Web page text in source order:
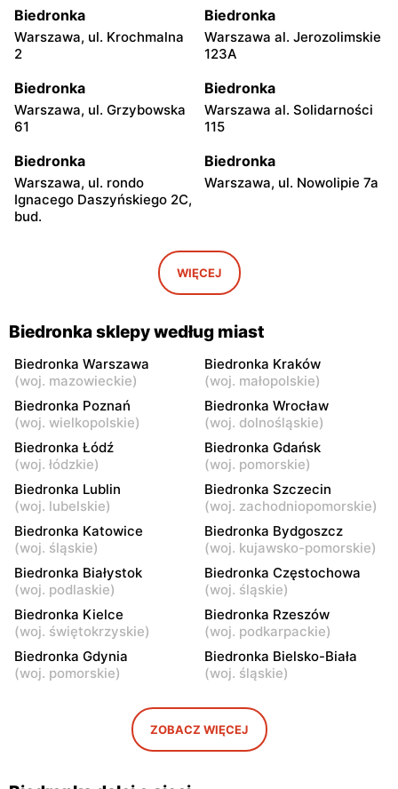
Biedronka
Warszawa, ul. Krochmalna
2
Biedronka
Warszawa al. Jerozolimskie
123A
Biedronka
Warszawa, ul. Grzybowska
61
Biedronka
Warszawa al. Solidarności
115
Biedronka
Warszawa, ul. rondo
Ignacego Daszyńskiego 2C,
bud.
Biedronka
Warszawa, ul. Nowolipie 7a
Warszawa, ul. Ogrodowa 58
Biedronka
Warszawa al. Solidarności
86 88
Biedronka
Warszawa, ul. Dobra 42
Biedronka
Warszawa, ul. Juliana
Ursyna Niemcewicza 8
Biedronka
Warszawa, ul. Solec 24
Biedronka
Warszawa, ul. Juliana
Ursyna Niemcewicza 26
Biedronka
Warszawa, ul.
Bonifraterska 6
Biedronka
Warszawa, ul. Górnośląska
6
Biedronka
Warszawa, ul. Leszno 15
Biedronka
Warszawa, ul. Stanisława
Dubois 5A
Biedronka
Warszawa, ul. Puławska
111b
Biedronka
Warszawa, ul. Dzika 4
Warszawa, ul. Obozowa 16 Warszawa, ul. Targowa 24
11
Biedronka
WIĘCEJ
Biedronka sklepy według miast
Biedronka Warszawa
(woj. mazowieckie)
Biedronka Kraków
(woj. małopolskie)
Biedronka Poznań
(woj. wielkopolskie)
Biedronka Wrocław
(woj. dolnośląskie)
Biedronka Łódź
(woj. łódzkie)
Biedronka Gdańsk
(woj. pomorskie)
Biedronka Lublin
(woj. lubelskie)
Biedronka Szczecin
(woj. zachodniopomorskie)
Biedronka Katowice
(woj. śląskie)
Biedronka Bydgoszcz
(woj. kujawsko-pomorskie)
Biedronka Białystok
(woj. podlaskie)
Biedronka Częstochowa
(woj. śląskie)
Biedronka Kielce
(woj. świętokrzyskie)
Biedronka Rzeszów
(woj. podkarpackie)
Biedronka Gdynia
(woj. pomorskie)
Biedronka Bielsko-Biała
(woj. śląskie)
ZOBACZ WIĘCEJ